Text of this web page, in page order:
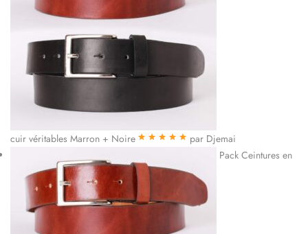
cuir véritables Marron + Noire
par Djemai
Pack Ceintures en